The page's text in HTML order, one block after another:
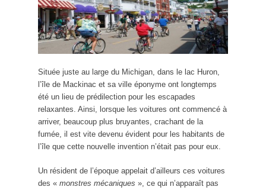
Située juste au large du Michigan, dans le lac Huron,
l’île de Mackinac et sa ville éponyme ont longtemps
été un lieu de prédilection pour les escapades
relaxantes. Ainsi, lorsque les voitures ont commencé à
arriver, beaucoup plus bruyantes, crachant de la
fumée, il est vite devenu évident pour les habitants de
l’île que cette nouvelle invention n’était pas pour eux.
Un résident de l’époque appelait d’ailleurs ces voitures
des « monstres mécaniques », ce qui n’apparaît pas